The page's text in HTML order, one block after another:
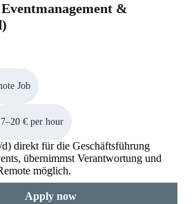
&
Job
€ per hour
direkt für die Geschäftsführung
übernimmst Verantwortung und
möglich.
Apply now